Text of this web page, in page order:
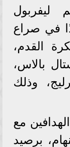
ليفربول
في صراع
القدم،
بالاس،
وذلك
مع
برصيد